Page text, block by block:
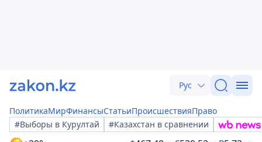
Рус
ПолитикаМирФинансыСтатьиПроисшествияПраво
#Выборы в Курултай
#Казахстан в сравнении